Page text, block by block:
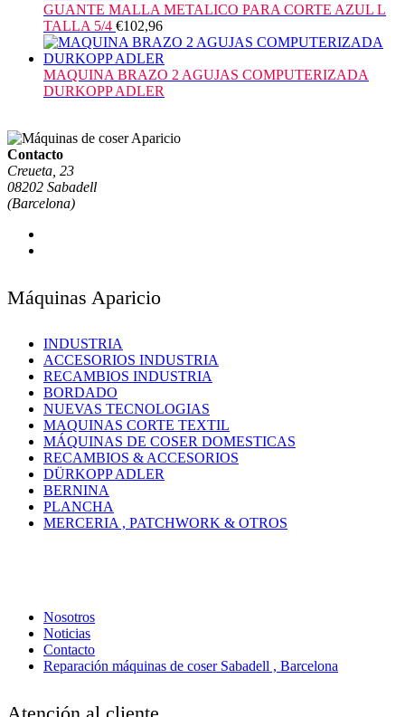
GUANTE MALLA METALICO PARA CORTE AZUL L
TALLA 5/4 €102,96
MAQUINA BRAZO 2 AGUJAS COMPUTERIZADA
DURKOPP ADLER
Contacto
Creueta, 23
08202 Sabadell
(Barcelona)
Máquinas Aparicio
INDUSTRIA
ACCESORIOS INDUSTRIA
RECAMBIOS INDUSTRIA
BORDADO
NUEVAS TECNOLOGIAS
MAQUINAS CORTE TEXTIL
MÁQUINAS DE COSER DOMESTICAS
RECAMBIOS & ACCESORIOS
DÜRKOPP ADLER
BERNINA
PLANCHA
MERCERIA , PATCHWORK & OTROS
Nosotros
Noticias
Contacto
Reparación máquinas de coser Sabadell , Barcelona